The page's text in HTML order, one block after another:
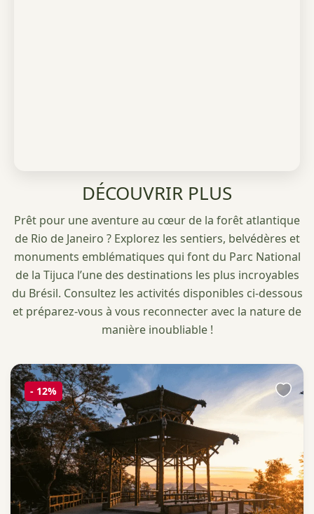
DÉCOUVRIR PLUS
Prêt pour une aventure au cœur de la forêt atlantique
de Rio de Janeiro ? Explorez les sentiers, belvédères et
monuments emblématiques qui font du Parc National
de la Tijuca l’une des destinations les plus incroyables
du Brésil. Consultez les activités disponibles ci-dessous
et préparez-vous à vous reconnecter avec la nature de
manière inoubliable !
- 12%